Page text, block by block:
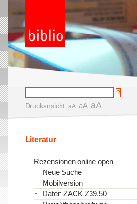
Druckansicht aA aA aA
Literatur
Rezensionen online open
Neue Suche
Mobilversion
Daten ZACK Z39.50